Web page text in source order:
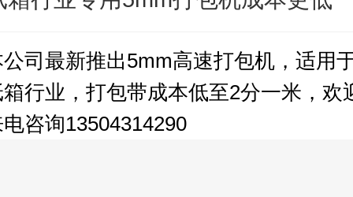
司最新推出5mm高速打包机，适用
行业，打包带成本低至2分一米，欢
咨询13504314290